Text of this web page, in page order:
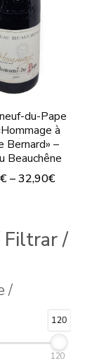
du-Pape
à
Bernard» –
Beauchêne
€–32,90€
tiene
variantes.
opciones
/
/
120
120